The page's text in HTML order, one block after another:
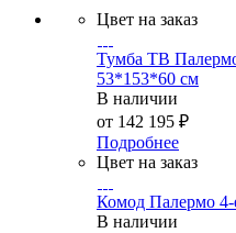
Цвет на заказ
Тумба ТВ
53*153*60 см
В наличии
от 142 195 ₽
Подробнее
Цвет на заказ
Комод Палермо
В наличии